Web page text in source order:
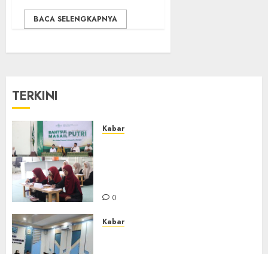
BACA SELENGKAPNYA
TERKINI
Kabar
0
Kabar